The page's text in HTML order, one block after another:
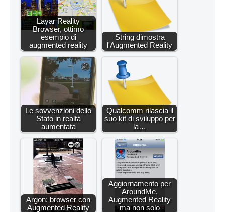
Layar Reality
Browser, ottimo
esempio di
augmented reality
String dimostra
l'Augmented Reality
Le sovvenzioni dello
Stato in realtà
aumentata
Qualcomm rilascia il
suo kit di sviluppo per
la…
Argon: browser con
Augmented Reality
Aggiornamento per
AroundMe,
Augmented Reality
ma non solo